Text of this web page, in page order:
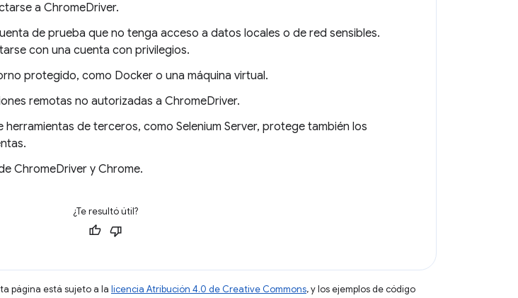
a ChromeDriver.
de prueba que no tenga acceso a datos locales o de red sensibles.
con una cuenta con privilegios.
protegido, como Docker o una máquina virtual.
remotas no autorizadas a ChromeDriver.
herramientas de terceros, como Selenium Server, protege también los
ChromeDriver y Chrome.
¿Te resultó útil?
página está sujeto a la licencia Atribución 4.0 de Creative Commons, y los ejemplos de código